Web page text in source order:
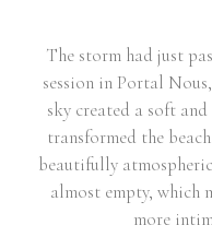
The storm had just
session in Portal
sky created a soft
transformed the
beautifully
almost empty, which
more